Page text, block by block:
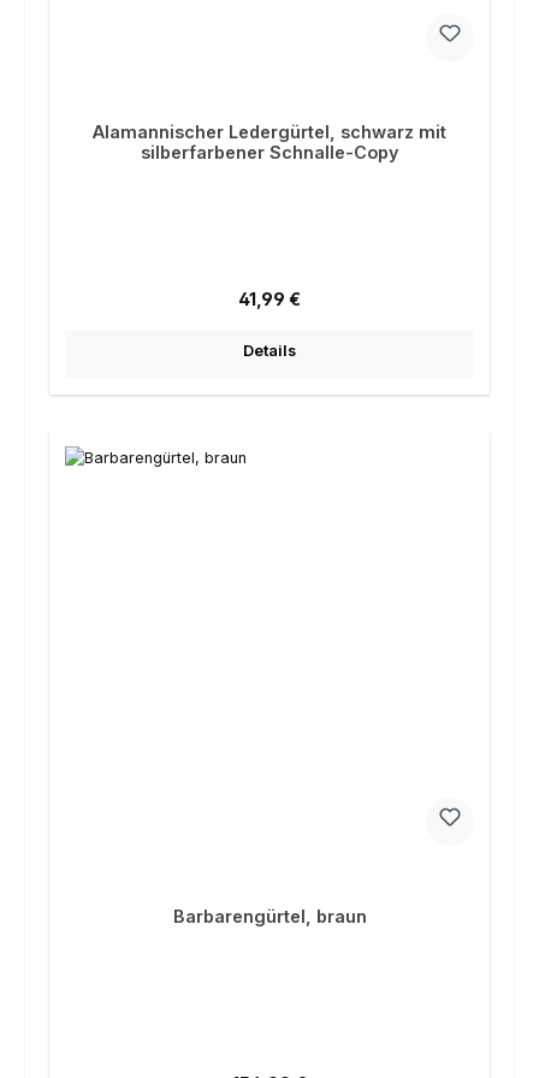
Alamannischer Ledergürtel, schwarz mit
silberfarbener Schnalle-Copy
Regulärer Preis:
41,99 €
Details
Barbarengürtel, braun